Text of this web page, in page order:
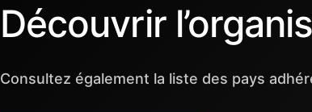
Découvrir
Consultez également la liste des pays